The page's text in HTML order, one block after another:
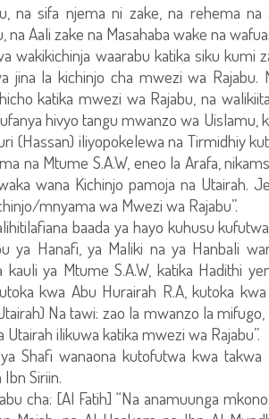
na sifa njema ni zake, na rehema
Aali zake na Masahaba wake na
wakikichinja waarabu katika siku kumi
jina la kichinjo cha mwezi wa Rajabu.
katika mwezi wa Rajabu, na
hivyo tangu mwanzo wa Uislamu,
(Hassan) iliyopokelewa na Tirmidhiy
na Mtume S.A.W, eneo la Arafa,
wana Kichinjo pamoja na Utairah.
mnyama wa Mwezi wa Rajabu”.
baada ya hayo kuhusu
ya Hanafi, ya Maliki na ya Hanbali
ya Mtume S.A.W, katika Hadithi
kwa Abu Hurairah R.A, kutoka
Na tawi: zao la mwanzo la
ilikuwa katika mwezi wa Rajabu”.
Shafi wanaona kutofutwa kwa
Siriin.
cha: [Al Fatih] “Na anamuunga